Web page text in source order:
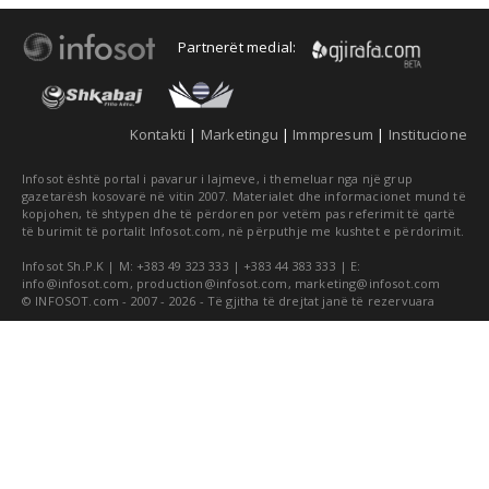
Partnerët medial:
Kontakti | Marketingu | Immpresum | Institucione
Infosot është portal i pavarur i lajmeve, i themeluar nga një grup
gazetarësh kosovarë në vitin 2007. Materialet dhe informacionet mund të
kopjohen, të shtypen dhe të përdoren por vetëm pas referimit të qartë
të burimit të portalit Infosot.com, në përputhje me kushtet e përdorimit.
Infosot Sh.P.K | M: +383 49 323 333 | +383 44 383 333 | E:
info@infosot.com , production@infosot.com , marketing@infosot.com
© INFOSOT.com - 2007 - 2026 - Të gjitha të drejtat janë të rezervuara